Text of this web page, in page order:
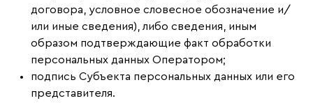
договора, условное словесное обозначение и/
или иные сведения), либо сведения, иным
образом подтверждающие факт обработки
персональных данных Оператором;
подпись Субъекта персональных данных или его
представителя.